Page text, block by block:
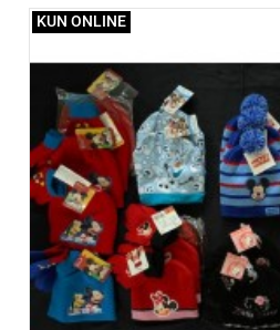
KUN ONLINE